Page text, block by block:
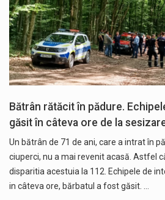
Bătrân rătăcit în pădure.
găsit în câteva ore de la
Un bătrân de 71 de ani, care a intrat în
ciuperci, nu a mai revenit acasă. Astfel
disparitia acestuia la 112. Echipele de
in câteva ore, bărbatul a fost găsit. …